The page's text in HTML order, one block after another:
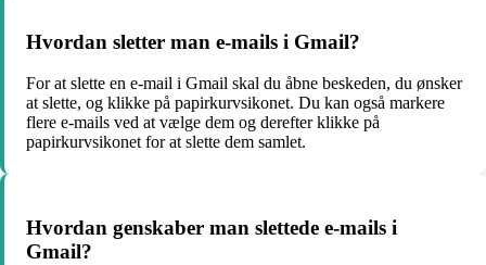
Hvordan sletter man e-mails i Gmail?
For at slette en e-mail i Gmail skal du åbne beskeden, du ønsker
at slette, og klikke på papirkurvsikonet. Du kan også markere
flere e-mails ved at vælge dem og derefter klikke på
papirkurvsikonet for at slette dem samlet.
Hvordan genskaber man slettede e-mails i
Gmail?